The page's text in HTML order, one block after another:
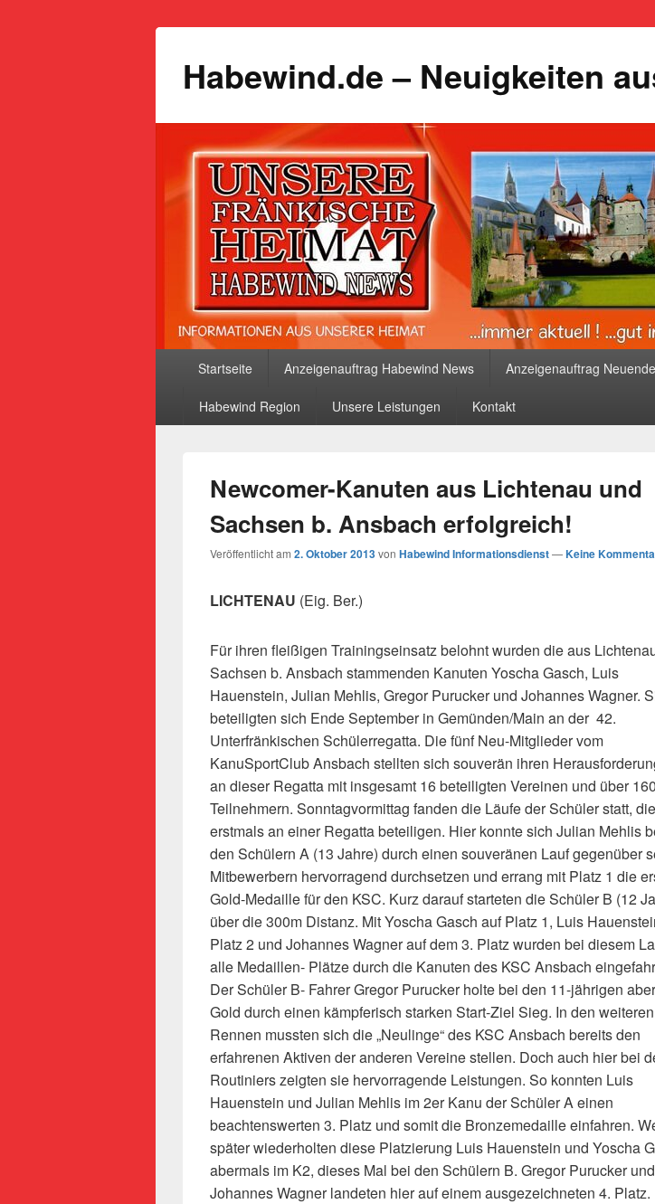
Habewind.de – Neuigkeiten
Startseite Anzeigenauftrag Habewind News Anzeigenauftrag
Habewind Region Unsere Leistungen Kontakt
Newcomer-Kanuten aus Lichtenau und
Sachsen b. Ansbach erfolgreich!
Veröffentlicht am 2. Oktober 2013von Habewind Informationsdienst—Keine
LICHTENAU (Eig. Ber.)
Für ihren fleißigen Trainingseinsatz belohnt wurden die aus
Sachsen b. Ansbach stammenden Kanuten Yoscha Gasch, Luis
Hauenstein, Julian Mehlis, Gregor Purucker und Johannes Wagner.
beteiligten sich Ende September in Gemünden/Main an der 42.
Unterfränkischen Schülerregatta. Die fünf Neu-Mitglieder vom
KanuSportClub Ansbach stellten sich souverän ihren
an dieser Regatta mit insgesamt 16 beteiligten Vereinen und über 160
Teilnehmern. Sonntagvormittag fanden die Läufe der Schüler statt,
erstmals an einer Regatta beteiligen. Hier konnte sich Julian Mehlis
den Schülern A (13 Jahre) durch einen souveränen Lauf gegenüber
Mitbewerbern hervorragend durchsetzen und errang mit Platz 1 die
Gold-Medaille für den KSC. Kurz darauf starteten die Schüler B (12
über die 300m Distanz. Mit Yoscha Gasch auf Platz 1, Luis
Platz 2 und Johannes Wagner auf dem 3. Platz wurden bei diesem
alle Medaillen- Plätze durch die Kanuten des KSC Ansbach
Der Schüler B- Fahrer Gregor Purucker holte bei den 11-jährigen
Gold durch einen kämpferisch starken Start-Ziel Sieg. In den weiteren
Rennen mussten sich die „Neulinge“ des KSC Ansbach bereits den
erfahrenen Aktiven der anderen Vereine stellen. Doch auch hier bei
Routiniers zeigten sie hervorragende Leistungen. So konnten Luis
Hauenstein und Julian Mehlis im 2er Kanu der Schüler A einen
beachtenswerten 3. Platz und somit die Bronzemedaille einfahren.
später wiederholten diese Platzierung Luis Hauenstein und Yoscha
abermals im K2, dieses Mal bei den Schülern B. Gregor Purucker und
Johannes Wagner landeten hier auf einem ausgezeichneten 4. Platz.